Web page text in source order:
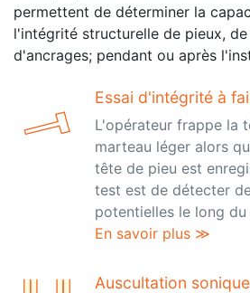
permettent de déterminer la
l'intégrité structurelle de pieux,
d'ancrages; pendant ou après
Essai d'intégrité à
L'opérateur frappe la
marteau léger alors
tête de pieu est
test est de détecter
potentielles le long du
En savoir plus ≫
Auscultation